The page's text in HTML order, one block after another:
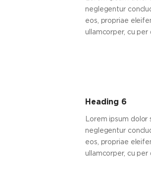
neglegentur
eos, propriae
ullamcorper, cu per
Heading 6
Lorem ipsum
neglegentur
eos, propriae
ullamcorper, cu per